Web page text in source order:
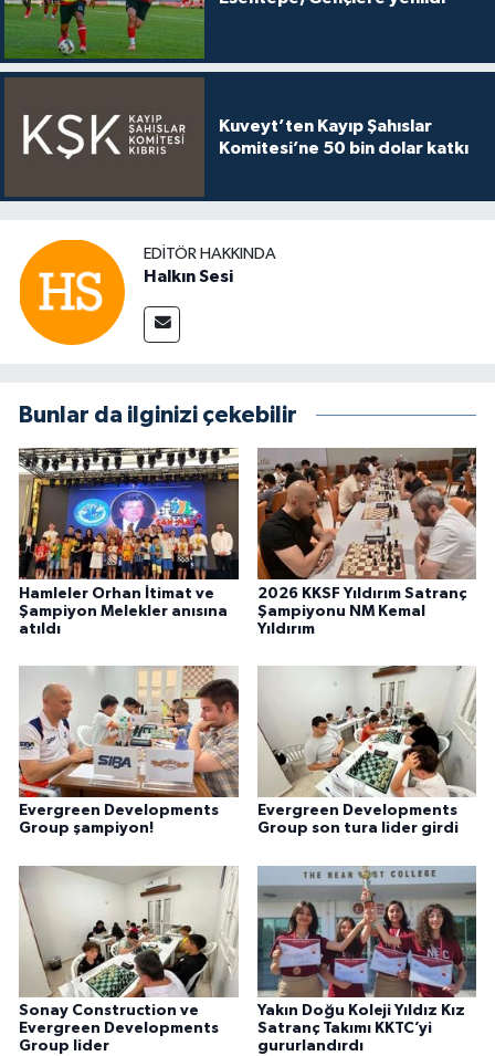
Kuveyt’ten Kayıp Şahıslar
Komitesi’ne 50 bin dolar katkı
EDITÖR HAKKINDA
Halkın Sesi
Bunlar da ilginizi çekebilir
Hamleler Orhan İtimat ve
Şampiyon Melekler anısına
atıldı
2026 KKSF Yıldırım Satranç
Şampiyonu NM Kemal
Yıldırım
Evergreen Developments
Group şampiyon!
Evergreen Developments
Group son tura lider girdi
Sonay Construction ve
Evergreen Developments
Group lider
Yakın Doğu Koleji Yıldız Kız
Satranç Takımı KKTC’yi
gururlandırdı